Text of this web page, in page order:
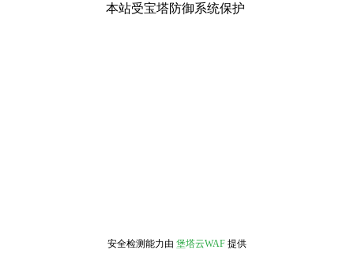
本站受宝塔防御系统保护
安全检测能力由 堡塔云WAF 提供